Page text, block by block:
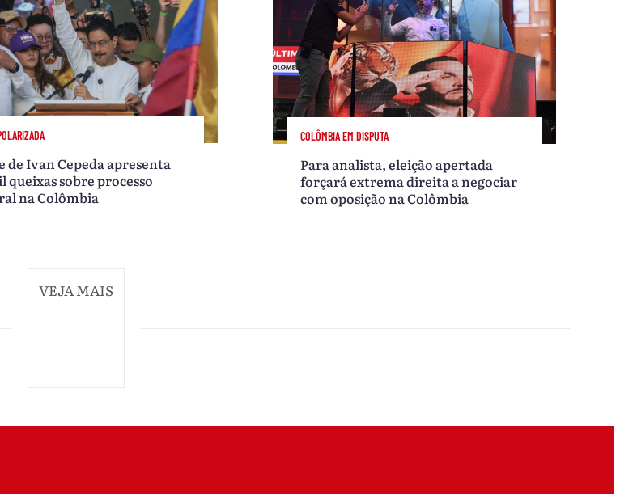
de Ivan Cepeda apresenta
queixas sobre processo
na Colômbia
COLÔMBIA EM DISPUTA
Para analista, eleição apertada
forçará extrema direita a negociar
com oposição na Colômbia
VEJA MAIS